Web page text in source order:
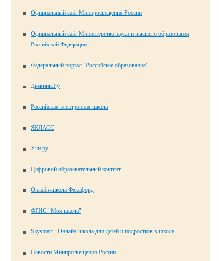
Официальный сайт Минпросвещения России
Официальный сайт Министерства науки и высшего образования
Российской Федерации
Федеральный портал "Российское образование"
Дневник.Ру
Российская электронная школа
ЯКЛАСС
Учи.ру
Цифровой образовательный контент
Онлайн-школа Фоксфорд
ФГИС "Моя школа"
Skysmart - Онлайн-школа для детей и подростков в школе
Новости Минпросвещения России